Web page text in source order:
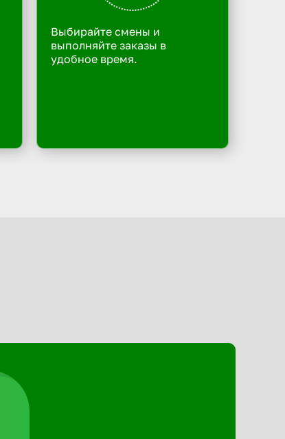
Выбирайте смены и
выполняйте заказы в
удобное время.